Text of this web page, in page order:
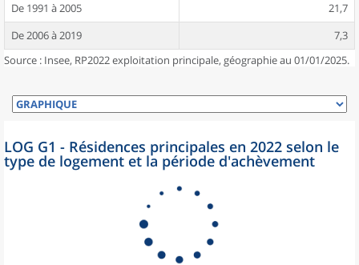
De 1991 à 2005
21,7
De 2006 à 2019
7,3
Source : Insee, RP2022 exploitation principale, géographie au 01/01/2025.
LOG G1 - Résidences principales en 2022 selon le
type de logement et la période d'achèvement